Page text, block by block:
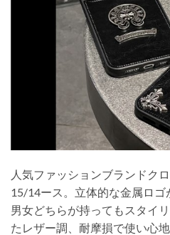
人気ファッションブランドク
15/14ース。立体的な金属ロ
男女どちらが持ってもスタイ
たレザー調、耐摩損で使い心地